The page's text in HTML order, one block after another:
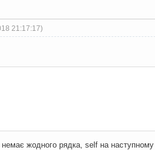
21:17:17)
жодного рядка, self на